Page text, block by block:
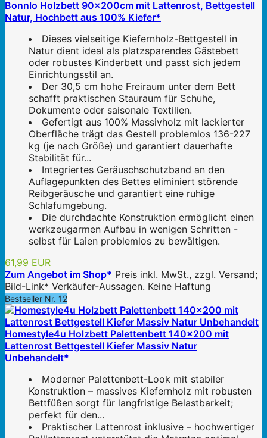
Bonnlo Holzbett 90x200cm mit Lattenrost, Bettgestell
Natur, Hochbett aus 100% Kiefer*
Dieses vielseitige Kiefernholz-Bettgestell in
Natur dient ideal als platzsparendes Gästebett
oder robustes Kinderbett und passt sich jedem
Einrichtungsstil an.
Der 30,5 cm hohe Freiraum unter dem Bett
schafft praktischen Stauraum für Schuhe,
Dokumente oder saisonale Textilien.
Gefertigt aus 100% Massivholz mit lackierter
Oberfläche trägt das Gestell problemlos 136-227
kg (je nach Größe) und garantiert dauerhafte
Stabilität für...
Integriertes Geräuschschutzband an den
Auflagepunkten des Bettes eliminiert störende
Reibgeräusche und garantiert eine ruhige
Schlafumgebung.
Die durchdachte Konstruktion ermöglicht einen
werkzeugarmen Aufbau in wenigen Schritten -
selbst für Laien problemlos zu bewältigen.
61,99 EUR
Zum Angebot im Shop* Preis inkl. MwSt., zzgl. Versand;
Bild-Link* Verkäufer-Aussagen. Keine Haftung
Bestseller Nr. 12
Homestyle4u Holzbett Palettenbett 140x200 mit
Lattenrost Bettgestell Kiefer Massiv Natur
Unbehandelt*
Moderner Palettenbett-Look mit stabiler
Konstruktion – massives Kiefernholz mit robusten
Bettfüßen sorgt für langfristige Belastbarkeit;
perfekt für den...
Praktischer Lattenrost inklusive – hochwertiger